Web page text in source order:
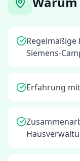
Siemens-
Erfahrung